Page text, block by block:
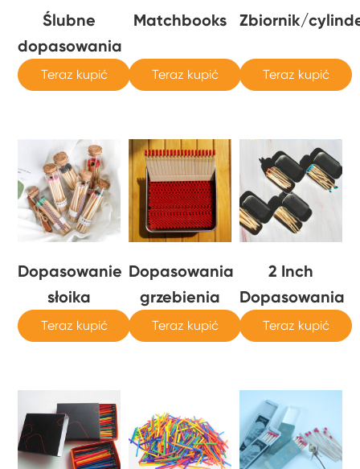
Ślubne
dopasowania
Teraz kupić
Matchbooks
Teraz kupić
Zbiornik/
Teraz kupić
Dopasowanie
słoika
Teraz kupić
Dopasowania
grzebienia
Teraz kupić
2 Inch
Dopasowania
Teraz kupić